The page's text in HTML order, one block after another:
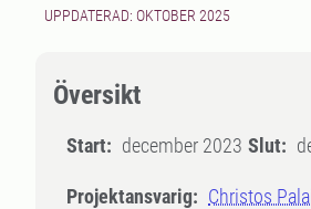
UPPDATERAD: OKTOBER 2025
Översikt
Start: december 2023 Slut:
Projektansvarig: Christos